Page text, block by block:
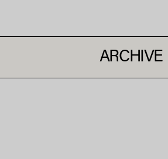
ARCHIVE